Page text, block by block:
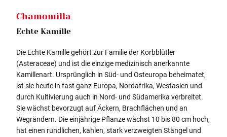
Service
FAQ (Häufig gestellte Fragen)
Retourenregelung
Karriere
Produktion
Logistik
Qualitätssicherung
Qualitätskontrolle
Personalwesen / Finanzen
Chamomilla
Echte Kamille
Die Echte Kamille gehört zur Familie der Korbblütler
(Asteraceae) und ist die einzige medizinisch anerkannte
Kamillenart. Ursprünglich in Süd- und Osteuropa beheimatet,
ist sie heute in fast ganz Europa, Nordafrika, Westasien und
durch Kultivierung auch in Nord- und Südamerika verbreitet.
Sie wächst bevorzugt auf Äckern, Brachflächen und an
Wegrändern. Die einjährige Pflanze wächst 10 bis 80 cm hoch,
hat einen rundlichen, kahlen, stark verzweigten Stängel und